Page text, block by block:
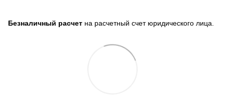
Безналичный расчет на расчетный счет юридического лица.